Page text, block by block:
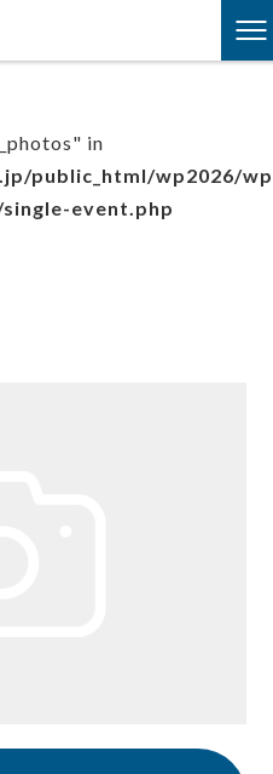
in
public_html/wp2026/
event.php